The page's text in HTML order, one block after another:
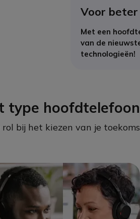
Voor beter
Met een
van de
technologieën!
type hoofdtelefoon
bij het kiezen van je